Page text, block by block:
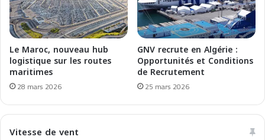
'
A
l
g
é
r
i
e
ᵉ
m
o
n
d
i
a
e
2
Le Maroc, nouveau hub
logistique sur les routes
maritimes
28 mars 2026
GNV recrute en Algérie :
Opportunités et Conditions
de Recrutement
25 mars 2026
Vitesse de vent